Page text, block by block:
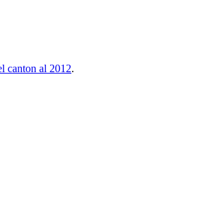
canton al 2012.